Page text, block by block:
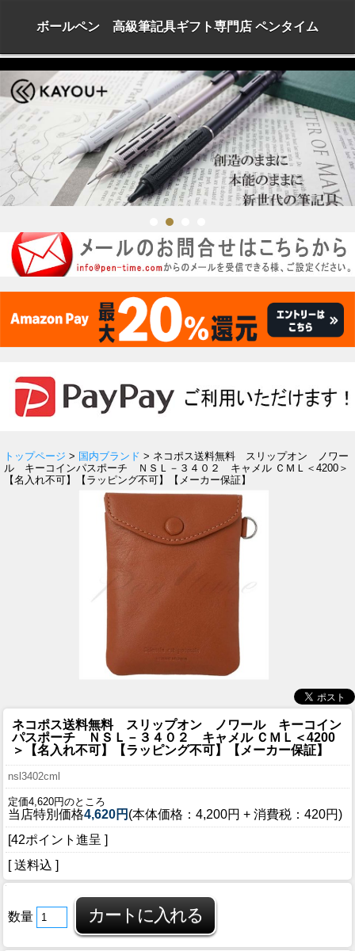
ボールペン 高級筆記具ギフト専門店 ペンタイム
トップページ > 国内ブランド > ネコポス送料無料 スリップオン ノワー
ル キーコインパスポーチ ＮＳＬ－３４０２ キャメル ＣＭＬ＜4200＞
【名入れ不可】【ラッピング不可】【メーカー保証】
ネコポス送料無料 スリップオン ノワール キーコイン
パスポーチ ＮＳＬ－３４０２ キャメル ＣＭＬ＜4200
＞【名入れ不可】【ラッピング不可】【メーカー保証】
nsl3402cml
定価4,620円のところ
当店特別価格4,620円 (本体価格：4,200円 + 消費税：420円)
[42ポイント進呈 ]
[ 送料込 ]
数量